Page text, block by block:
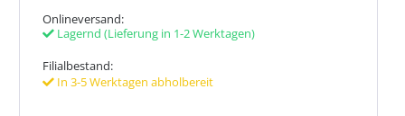
Onlineversand:
Lagernd (Lieferung in 1-2 Werktagen)
Filialbestand:
In 3-5 Werktagen abholbereit